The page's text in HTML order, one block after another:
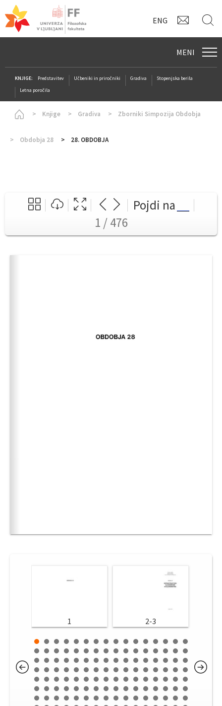
ENG
MENI
KNJIGE: Predstavitev Učbeniki in priročniki Gradiva
Stopenjska berila
Letna poročila
Homepage
Knjige Gradiva Zborniki Simpozija Obdobja
Obdobja 28 28. OBDOBJA
Pojdi na
1 / 476
1 2-3